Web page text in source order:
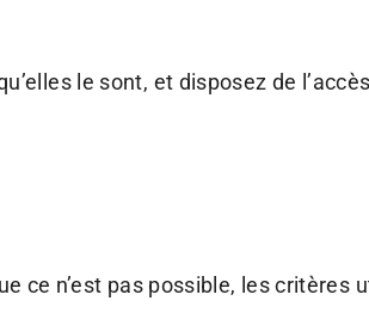
le sont, et disposez de
ce n’est pas possible, les critères